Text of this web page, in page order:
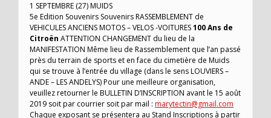
1 SEPTEMBRE (27) MUIDS
5e Edition Souvenirs Souvenirs RASSEMBLEMENT de
VEHICULES ANCIENS MOTOS – VELOS -VOITURES100 Ans de
Citroën ATTENTION CHANGEMENT du lieu de la
MANIFESTATION Même lieu de Rassemblement que l’an passé
près du terrain de sports et en face du cimetière de Muids
qui se trouve à l’entrée du village (dans le sens LOUVIERS –
ANDE – LES ANDELYS) Pour une meilleure organisation,
veuillez retourner le BULLETIN D’INSCRIPTION avant le 15 août
2019 soit par courrier soit par mail : marytectin@gmail.com
Chaque exposant se présentera au Stand Inscriptions à partir